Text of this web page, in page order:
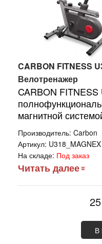
CARBON FITNESS
Велотренажер
CARBON
магнитной
Производитель: Carbon
Артикул: U318_MAGNEX
На складе: Под заказ
Читать далее
В